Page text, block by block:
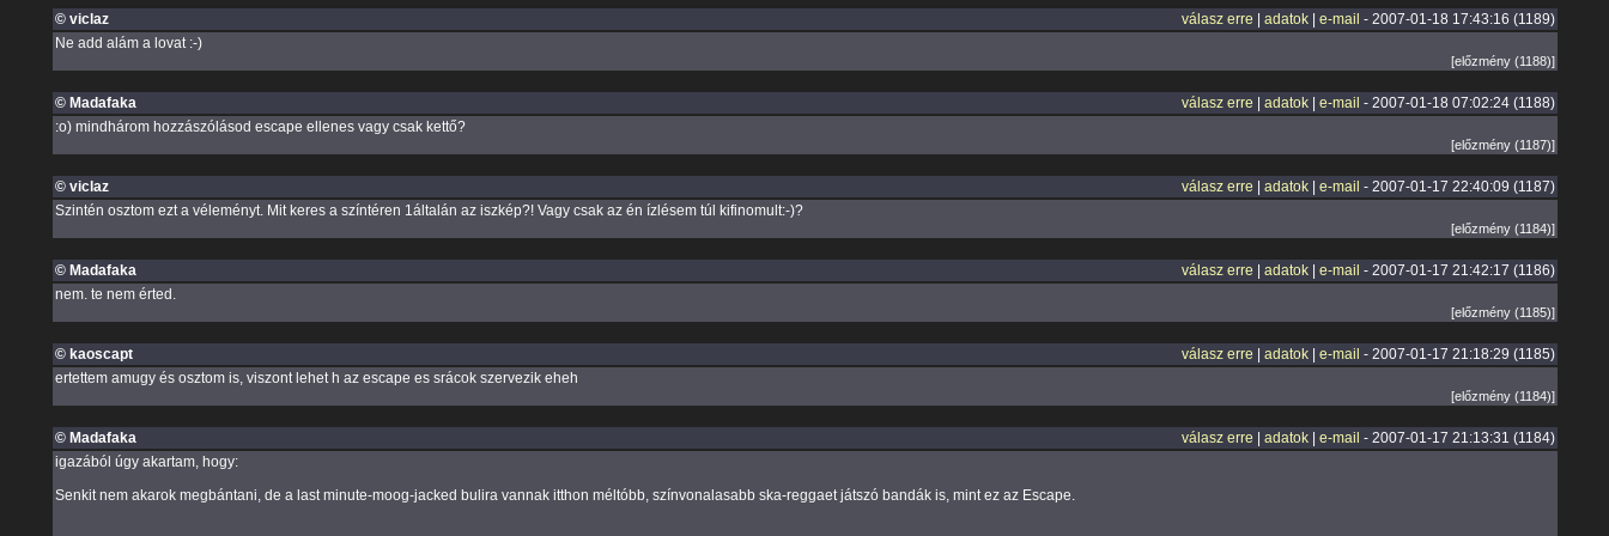
© viclaz válasz erre adatok| e-mail - 2007-01-18 17:43:16 (1189)
Ne add alám a lovat :-)
[előzmény (1188)]
© Madafaka válasz erre adatok| e-mail - 2007-01-18 07:02:24 (1188)
:o) mindhárom hozzászólásod escape ellenes vagy csak kettő?
[előzmény (1187)]
© viclaz válasz erre adatok| e-mail - 2007-01-17 22:40:09 (1187)
Szintén osztom ezt a véleményt. Mit keres a színtéren 1általán az iszkép?! Vagy csak az én ízlésem túl kifinomult:-)?
[előzmény (1184)]
© Madafaka válasz erre adatok| e-mail - 2007-01-17 21:42:17 (1186)
nem. te nem érted.
[előzmény (1185)]
© kaoscapt válasz erre adatok| e-mail - 2007-01-17 21:18:29 (1185)
ertettem amugy és osztom is, viszont lehet h az escape es srácok szervezik eheh
[előzmény (1184)]
© Madafaka válasz erre adatok| e-mail - 2007-01-17 21:13:31 (1184)
igazából úgy akartam, hogy:
Senkit nem akarok megbántani, de a last minute-moog-jacked bulira vannak itthon méltóbb, színvonalasabb ska-reggaet játszó bandák is, mint ez az Escape.